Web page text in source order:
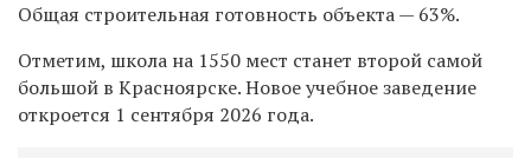
Общая строительная готовность объекта — 63%.
Отметим, школа на 1550 мест станет второй самой
большой в Красноярске. Новое учебное заведение
откроется 1 сентября 2026 года.